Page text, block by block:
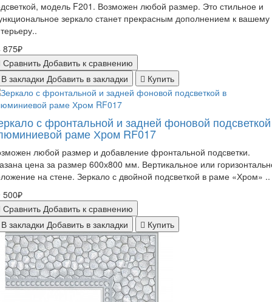
модель F201. Возможен любой размер. Это стильное и
зеркало станет прекрасным дополнением к вашему
875₽
Сравнить Добавить к сравнению
закладки Добавить в закладки Купить
с фронтальной и задней фоновой
раме Хром RF017
любой размер и добавление фронтальной подсветки.
цена за размер 600х800 мм. Вертикальное или
на стене. Зеркало с двойной подсветкой в раме «Хром» ..
500₽
Сравнить Добавить к сравнению
закладки Добавить в закладки Купить